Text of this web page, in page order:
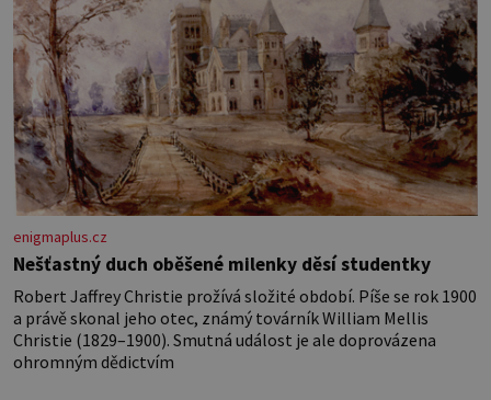
enigmaplus.cz
Nešťastný duch oběšené milenky děsí studentky
Robert Jaffrey Christie prožívá složité období. Píše se rok 1900
a právě skonal jeho otec, známý továrník William Mellis
Christie (1829–1900). Smutná událost je ale doprovázena
ohromným dědictvím